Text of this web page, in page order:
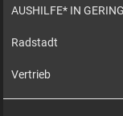
AUSHILFE* IN
Radstadt
Vertrieb